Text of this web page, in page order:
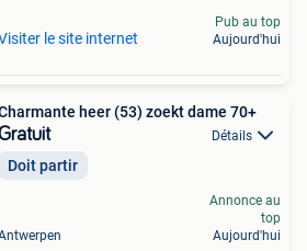
le site internet
Pub au top
Aujourd'hui
heer (53) zoekt dame 70+
Détails
Doit partir
Annonce au
top
Aujourd'hui